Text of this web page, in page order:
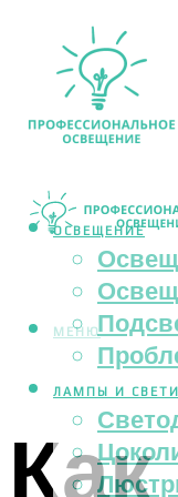
ОСВЕЩЕНИЕ
ЛАМПЫ И
МЕНЮ